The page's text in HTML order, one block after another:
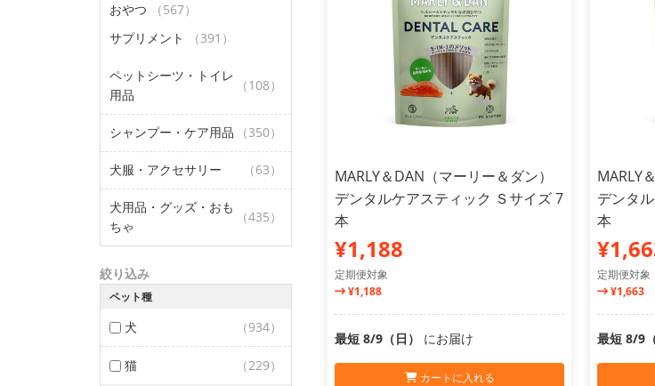
おやつ
（567）
サプリメント
（391）
ペットシーツ・トイレ
用品
（108）
シャンプー・ケア用品 （350）
犬服・アクセサリー （63）
犬用品・グッズ・おも
ちゃ
（435）
絞り込み
ペット種
犬 （934）
猫 （229）
MARLY＆DAN（マーリー＆ダン）
デンタルケアスティック Ｓサイズ 7
本
¥1,188
定期便対象
¥1,188
最短 8/9（日） にお届け
カートに入れる
MARLY
デンタ
本
定期便対象
¥1,663
最短 8/9